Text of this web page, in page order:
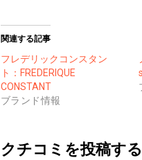
関連する記事
フレデリックコンスタン
ト：FREDERIQUE
CONSTANT
ブランド情報
クチコミを投稿す